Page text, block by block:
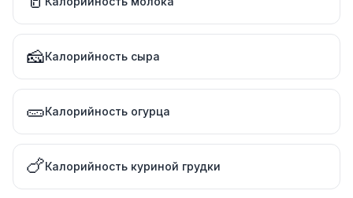
🧀Калорийность сыра
🥒Калорийность огурца
🍗Калорийность куриной грудки